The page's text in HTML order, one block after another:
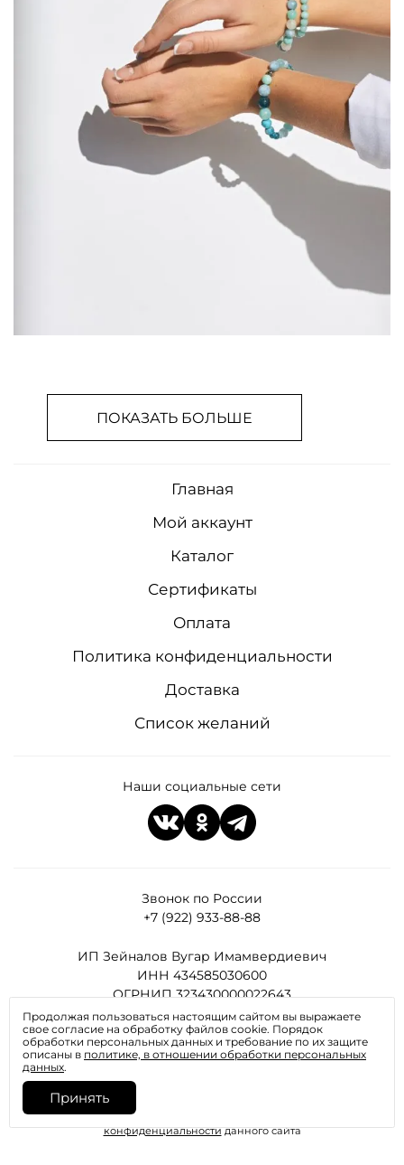
ПОКАЗАТЬ БОЛЬШЕ
Звонок по России
+7 (922) 933-88-88
ИП Зейналов Вугар Имамвердиевич
ИНН 434585030600
ОГРНИП 323430000022643
Все права защищены
Главная
Мой аккаунт
Каталог
Сертификаты
Оплата
Политика конфиденциальности
Доставка
Список желаний
Наши социальные сети
Отправляя любую форму на сайте, вы соглашаетесь с
конфиденциальностиданного сайта
Продолжая пользоваться настоящим сайтом вы выражаете
свое согласие на обработку файлов cookie. Порядок
обработки персональных данных и требование по их защите
описаны в политике, в отношении обработки персональных
данных.
Принять